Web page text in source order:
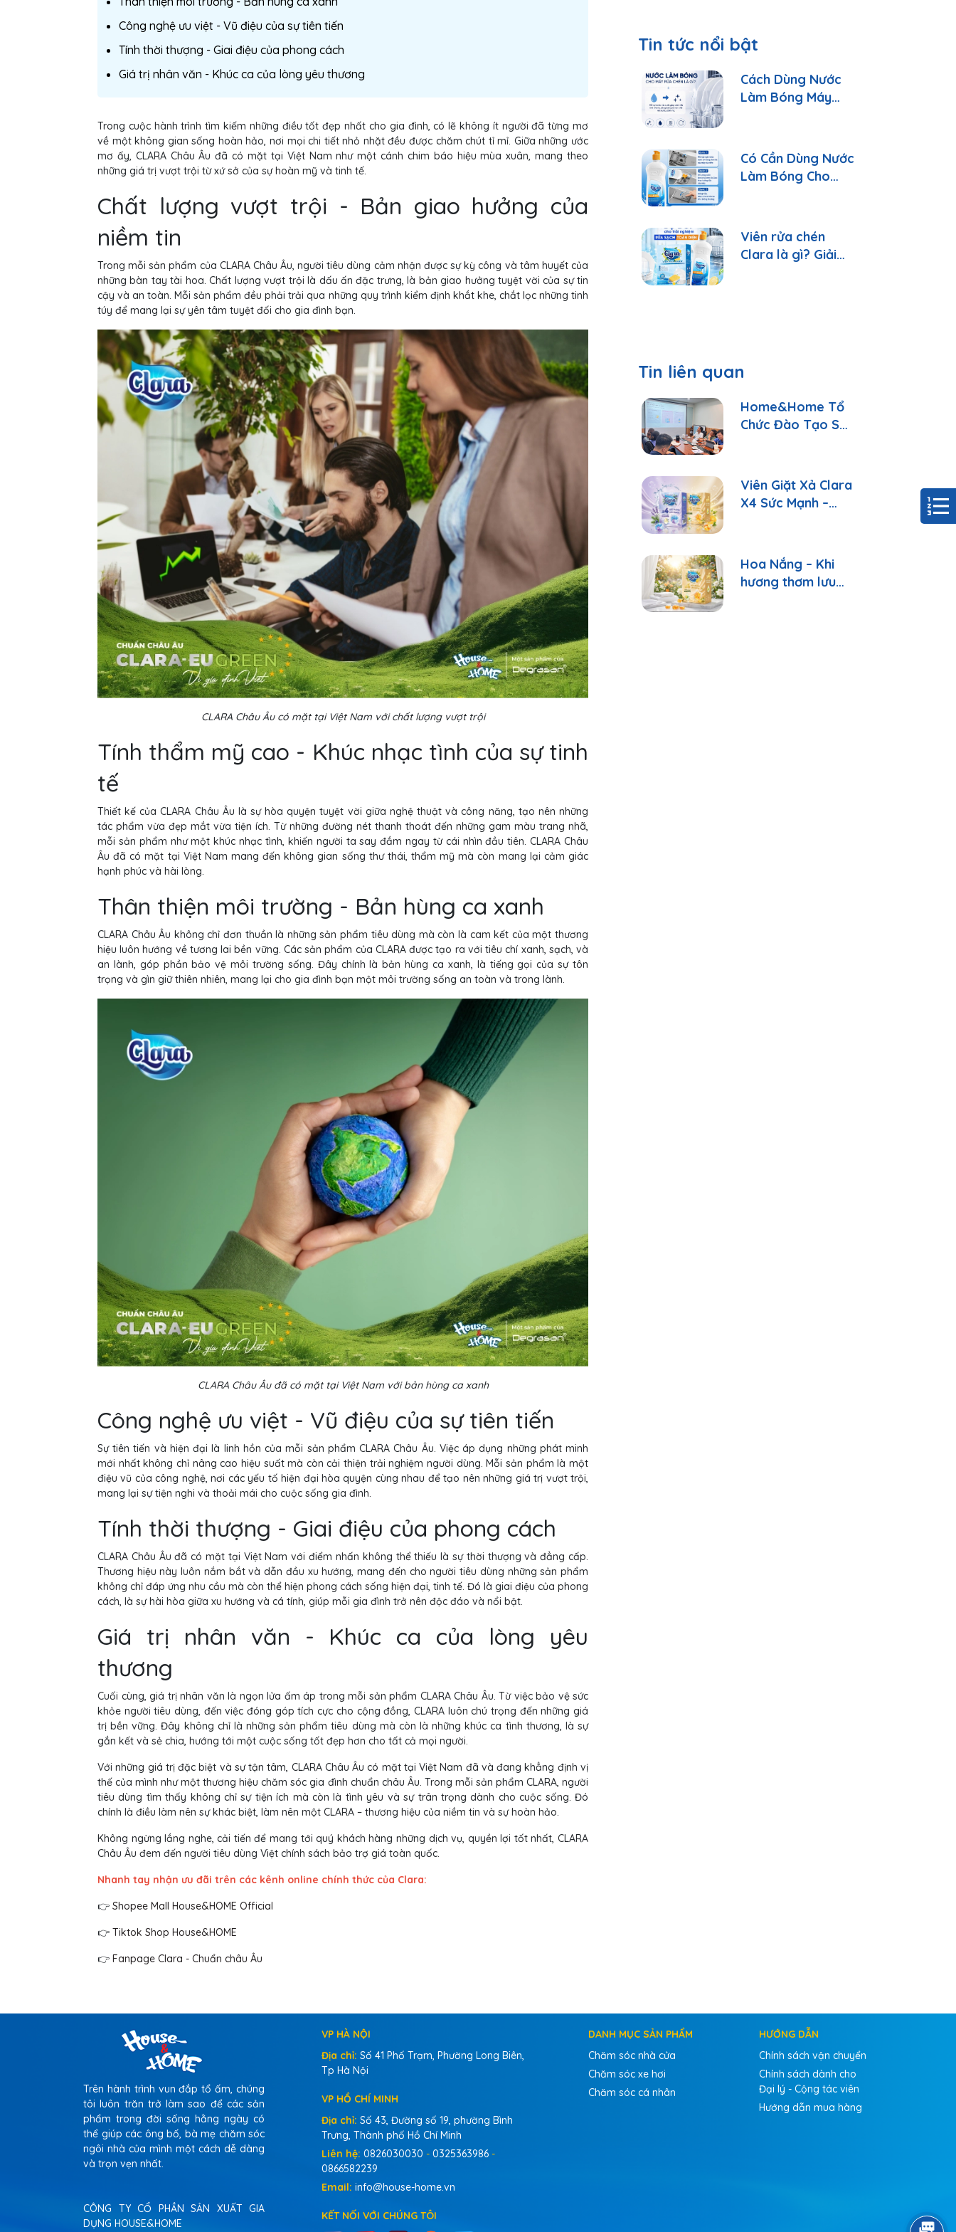
Công nghệ ưu việt - Vũ điệu của sự tiên tiến
Tính thời thượng - Giai điệu của phong cách
Giá trị nhân văn - Khúc ca của lòng yêu thương
Trong cuộc hành trình tìm kiếm những điều tốt đẹp nhất cho gia đình, có lẽ không ít người đã từng mơ
về một không gian sống hoàn hảo, nơi mọi chi tiết nhỏ nhặt đều được chăm chút tỉ mỉ. Giữa những ước
mơ ấy, CLARA Châu Âu đã có mặt tại Việt Nam như một cánh chim báo hiệu mùa xuân, mang theo
những giá trị vượt trội từ xứ sở của sự hoàn mỹ và tinh tế.
Chất lượng vượt trội - Bản giao hưởng của
niềm tin
Trong mỗi sản phẩm của CLARA Châu Âu, người tiêu dùng cảm nhận được sự kỳ công và tâm huyết của
những bàn tay tài hoa. Chất lượng vượt trội là dấu ấn đặc trưng, là bản giao hưởng tuyệt vời của sự tin
cậy và an toàn. Mỗi sản phẩm đều phải trải qua những quy trình kiểm định khắt khe, chắt lọc những tinh
túy để mang lại sự yên tâm tuyệt đối cho gia đình bạn.
CLARA Châu Âu có mặt tại Việt Nam với chất lượng vượt trội
Tính thẩm mỹ cao - Khúc nhạc tình của sự tinh
tế
Thiết kế của CLARA Châu Âu là sự hòa quyện tuyệt vời giữa nghệ thuật và công năng, tạo nên những
tác phẩm vừa đẹp mắt vừa tiện ích. Từ những đường nét thanh thoát đến những gam màu trang nhã,
mỗi sản phẩm như một khúc nhạc tình, khiến người ta say đắm ngay từ cái nhìn đầu tiên. CLARA Châu
Âu đã có mặt tại Việt Nam mang đến không gian sống thư thái, thẩm mỹ mà còn mang lại cảm giác
hạnh phúc và hài lòng.
Thân thiện môi trường - Bản hùng ca xanh
CLARA Châu Âu không chỉ đơn thuần là những sản phẩm tiêu dùng mà còn là cam kết của một thương
hiệu luôn hướng về tương lai bền vững. Các sản phẩm của CLARA được tạo ra với tiêu chí xanh, sạch, và
an lành, góp phần bảo vệ môi trường sống. Đây chính là bản hùng ca xanh, là tiếng gọi của sự tôn
trọng và gìn giữ thiên nhiên, mang lại cho gia đình bạn một môi trường sống an toàn và trong lành.
CLARA Châu Âu đã có mặt tại Việt Nam với bản hùng ca xanh
Công nghệ ưu việt - Vũ điệu của sự tiên tiến
Sự tiên tiến và hiện đại là linh hồn của mỗi sản phẩm CLARA Châu Âu. Việc áp dụng những phát minh
mới nhất không chỉ nâng cao hiệu suất mà còn cải thiện trải nghiệm người dùng. Mỗi sản phẩm là một
điệu vũ của công nghệ, nơi các yếu tố hiện đại hòa quyện cùng nhau để tạo nên những giá trị vượt trội,
mang lại sự tiện nghi và thoải mái cho cuộc sống gia đình.
Tính thời thượng - Giai điệu của phong cách
CLARA Châu Âu đã có mặt tại Việt Nam với điểm nhấn không thể thiếu là sự thời thượng và đẳng cấp.
Thương hiệu này luôn nắm bắt và dẫn đầu xu hướng, mang đến cho người tiêu dùng những sản phẩm
không chỉ đáp ứng nhu cầu mà còn thể hiện phong cách sống hiện đại, tinh tế. Đó là giai điệu của phong
cách, là sự hài hòa giữa xu hướng và cá tính, giúp mỗi gia đình trở nên độc đáo và nổi bật.
Giá trị nhân văn - Khúc ca của lòng yêu
thương
Cuối cùng, giá trị nhân văn là ngọn lửa ấm áp trong mỗi sản phẩm CLARA Châu Âu. Từ việc bảo vệ sức
khỏe người tiêu dùng, đến việc đóng góp tích cực cho cộng đồng, CLARA luôn chú trọng đến những giá
trị bền vững. Đây không chỉ là những sản phẩm tiêu dùng mà còn là những khúc ca tình thương, là sự
gắn kết và sẻ chia, hướng tới một cuộc sống tốt đẹp hơn cho tất cả mọi người.
Với những giá trị đặc biệt và sự tận tâm, CLARA Châu Âu có mặt tại Việt Nam đã và đang khẳng định vị
thế của mình như một thương hiệu chăm sóc gia đình chuẩn châu Âu. Trong mỗi sản phẩm CLARA, người
tiêu dùng tìm thấy không chỉ sự tiện ích mà còn là tình yêu và sự trân trọng dành cho cuộc sống. Đó
chính là điều làm nên sự khác biệt, làm nên một CLARA – thương hiệu của niềm tin và sự hoàn hảo.
Không ngừng lắng nghe, cải tiến để mang tới quý khách hàng những dịch vụ, quyền lợi tốt nhất, CLARA
Châu Âu đem đến người tiêu dùng Việt chính sách bảo trợ giá toàn quốc.
Nhanh tay nhận ưu đãi trên các kênh online chính thức của Clara:
👉 Shopee Mall House&HOME Official
👉 Tiktok Shop House&HOME
👉 Fanpage Clara - Chuẩn châu Âu
Tin tức nổi bật
Cách Dùng Nước
Làm Bóng Máy
Có Cần Dùng Nước
Làm Bóng Cho
Viên rửa chén
Clara là gì? Giải
Tin liên quan
Home&Home Tổ
Chức Đào Tạo Sản
Hơn
Viên Giặt Xả Clara
X4 Sức Mạnh –
Hoa Nắng – Khi
hương thơm lưu
Trên hành trình vun đắp tổ ấm, chúng
tôi luôn trăn trở làm sao để các sản
phẩm trong đời sống hằng ngày có
thể giúp các ông bố, bà mẹ chăm sóc
ngôi nhà của mình một cách dễ dàng
và trọn vẹn nhất.
CÔNG TY CỔ PHẦN SẢN XUẤT GIA
DỤNG HOUSE&HOME
VP HÀ NỘI
Địa chỉ: Số 41 Phố Trạm, Phường Long Biên,
Tp Hà Nội
VP HỒ CHÍ MINH
Địa chỉ: Số 43, Đường số 19, phường Bình
Trưng, Thành phố Hồ Chí Minh
Liên hệ: 0826030030 - 0325363986 -
0866582239
Email: info@house-home.vn
KẾT NỐI VỚI CHÚNG TÔI
DANH MỤC SẢN PHẨM
Chăm sóc nhà cửa
Chăm sóc xe hơi
Chăm sóc cá nhân
HƯỚNG DẪN
Chính sách vận chuyển
Chính sách dành cho
Đại lý - Cộng tác viên
Hướng dẫn mua hàng